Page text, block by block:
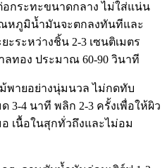
กระทะขนาดกลาง ไม่ใส่แน่น
หภูมิน้ำมันจะตกลงทันทีและ
ระหว่างชิ้น 2-3 เซนติเมตร
ทอง ประมาณ 60-90 วินาที
พายอย่างนุ่มนวล ไม่กดทับ
3-4 นาที พลิก 2-3 ครั้งเพื่อให้ผิว
เนื้อในสุกทั่วถึงและไม่อม